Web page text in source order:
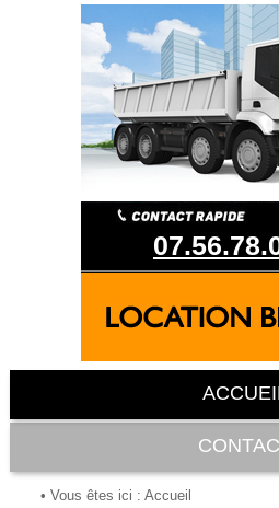
• Vous êtes ici : Accueil